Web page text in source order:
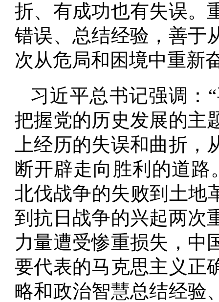
折、有成功也有失误。
错误、总结经验，善于
次从危局和困境中重新
习近平总书记强调：
把握党的历史发展的主
上经历的失误和曲折
断开辟走向胜利的道路
北伐战争的失败到土地
到抗日战争的兴起两次
力量遭受惨重损失，中
要代表的马克思主义正
略和政治智慧总结经验